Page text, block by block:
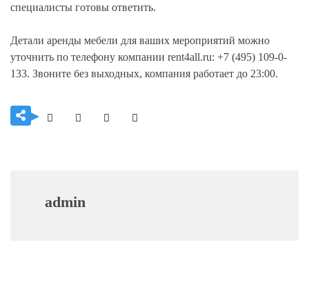
специалисты готовы ответить.
Детали аренды мебели для ваших мероприятий можно
уточнить по телефону компании rent4all.ru: +7 (495) 109-0-
133. Звоните без выходных, компания работает до 23:00.
admin